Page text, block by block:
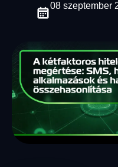
08 szeptember